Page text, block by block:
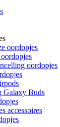
oordopjes
oordopjes
Galaxy Buds
accessoires